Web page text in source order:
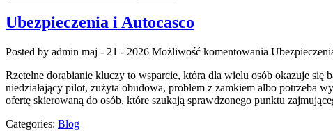
Ubezpieczenia i Autocasco
Posted by admin maj - 21 - 2026 Możliwość komentowania
Rzetelne dorabianie kluczy to wsparcie, która dla wielu osób okazuje
niedziałający pilot, zużyta obudowa, problem z zamkiem albo potrzeba
ofertę skierowaną do osób, które szukają sprawdzonego punktu
Categories: Blog